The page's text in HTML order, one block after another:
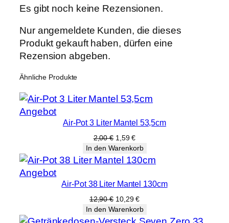
0
5
c
m
M
e
n
g
Es gibt noch keine Rezensionen.
Nur angemeldete Kunden, die dieses
Produkt gekauft haben, dürfen eine
Rezension abgeben.
Ähnliche Produkte
AngebotProdukt
imAir-Pot 3 Liter Mantel 53,5cm
2,00€ Ursprünglicher
Preis
war:
2,00 €
1,59€Aktueller
Preis
ist:
1,59 €.
In den Warenkorb
AngebotProdukt
im
Angebot
Air-Pot 38 Liter Mantel 130cm
12,90€ Ursprünglicher
Preis
war:
10,29€Aktueller
Preis
ist:
In den Warenkorb